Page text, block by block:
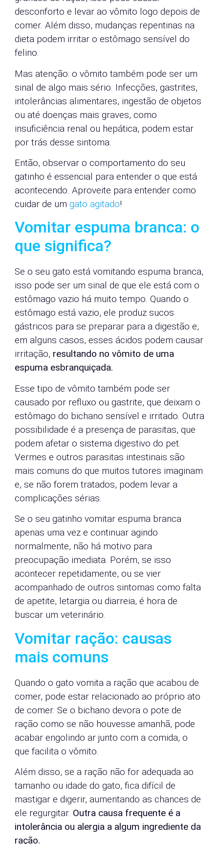
desconforto e levar ao vômito logo depois de
comer. Além disso, mudanças repentinas na
dieta podem irritar o estômago sensível do
felino.
Mas atenção: o vômito também pode ser um
sinal de algo mais sério. Infecções, gastrites,
intolerâncias alimentares, ingestão de objetos
ou até doenças mais graves, como
insuficiência renal ou hepática, podem estar
por trás desse sintoma.
Então, observar o comportamento do seu
gatinho é essencial para entender o que está
acontecendo. Aproveite para entender como
cuidar de um gato agitado!
Vomitar espuma branca: o
que significa?
Se o seu gato está vomitando espuma branca,
isso pode ser um sinal de que ele está com o
estômago vazio há muito tempo. Quando o
estômago está vazio, ele produz sucos
gástricos para se preparar para a digestão e,
em alguns casos, esses ácidos podem causar
irritação, resultando no vômito de uma
espuma esbranquiçada.
Esse tipo de vômito também pode ser
causado por refluxo ou gastrite, que deixam o
estômago do bichano sensível e irritado. Outra
possibilidade é a presença de parasitas, que
podem afetar o sistema digestivo do pet.
Vermes e outros parasitas intestinais são
mais comuns do que muitos tutores imaginam
e, se não forem tratados, podem levar a
complicações sérias.
Se o seu gatinho vomitar espuma branca
apenas uma vez e continuar agindo
normalmente, não há motivo para
preocupação imediata. Porém, se isso
acontecer repetidamente, ou se vier
acompanhado de outros sintomas como falta
de apetite, letargia ou diarreia, é hora de
buscar um veterinário.
Vomitar ração: causas
mais comuns
Quando o gato vomita a ração que acabou de
comer, pode estar relacionado ao próprio ato
de comer. Se o bichano devora o pote de
ração como se não houvesse amanhã, pode
acabar engolindo ar junto com a comida, o
que facilita o vômito.
Além disso, se a ração não for adequada ao
tamanho ou idade do gato, fica difícil de
mastigar e digerir, aumentando as chances de
ele regurgitar. Outra causa frequente é a
intolerância ou alergia a algum ingrediente da
ração.